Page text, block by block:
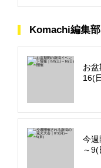
Komachi編集
お
16(
今週
～9(